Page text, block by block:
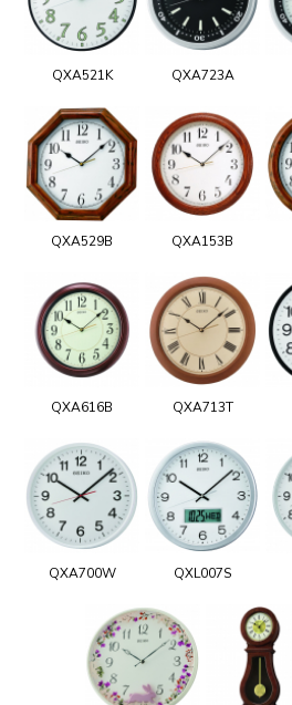
QXA521K QXA723A
QXA529B QXA153B
QXA616B QXA713T
QXA700W QXL007S